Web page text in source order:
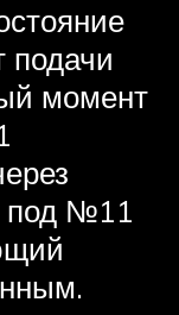
подачи
момент
под №11